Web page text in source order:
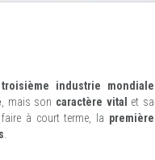
troisième industrie mondiale
, mais son caractère vital
et sa
à court terme, la première